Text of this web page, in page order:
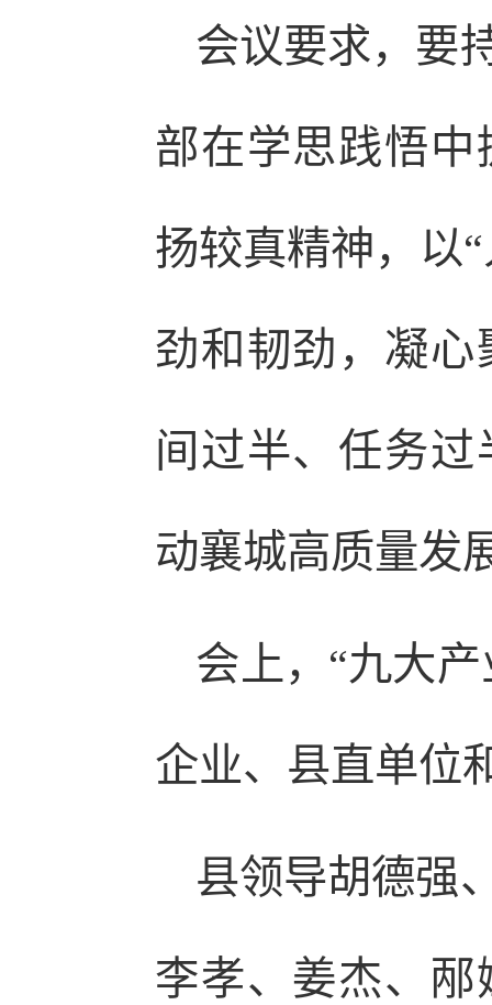
会议要求，要
部在学思践悟
扬较真精神，以
劲和韧劲，凝
间过半、任务
动襄城高质量发
会上，“九大
企业、县直单位
县领导胡德强
李孝、姜杰、